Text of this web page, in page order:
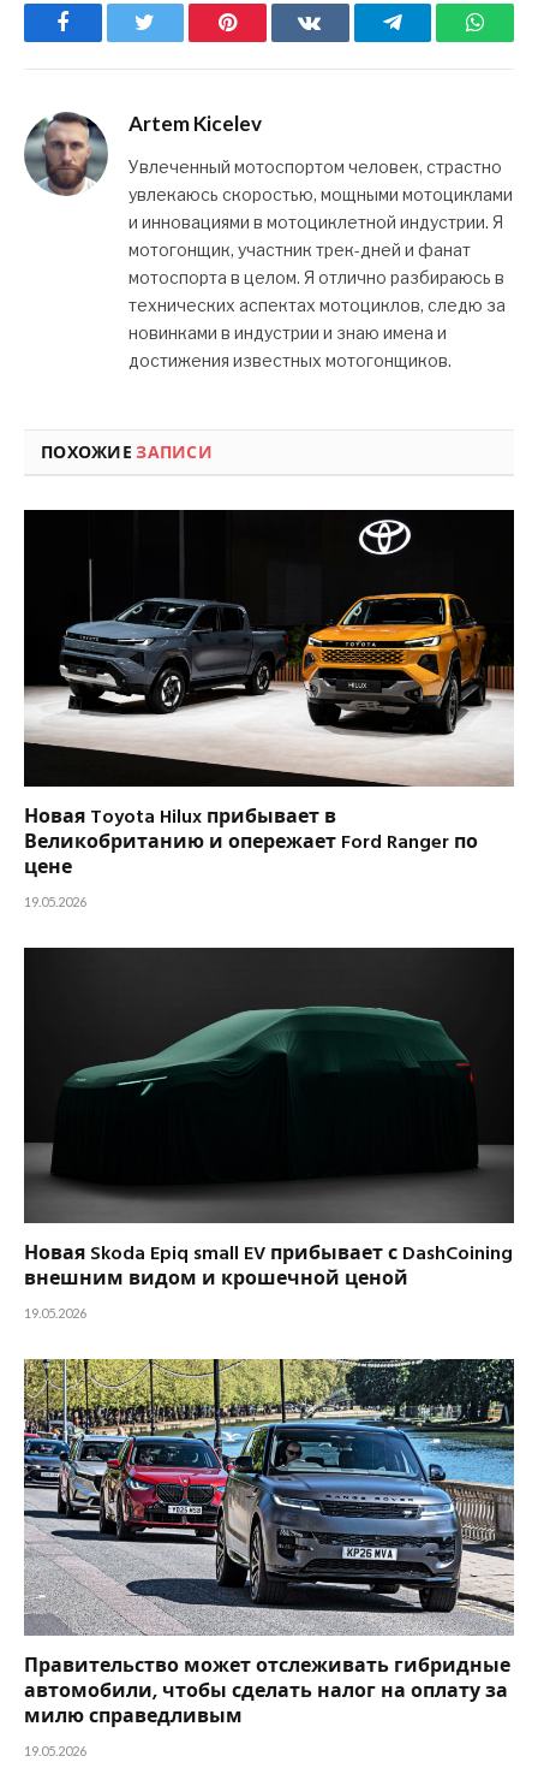
Facebook Pinterest ВКонтактеTelegram
Artem Kicelev
Увлеченный мотоспортом человек, страстно
увлекаюсь скоростью, мощными мотоциклами
и инновациями в мотоциклетной индустрии. Я
мотогонщик, участник трек-дней и фанат
мотоспорта в целом. Я отлично разбираюсь в
технических аспектах мотоциклов, следю за
новинками в индустрии и знаю имена и
достижения известных мотогонщиков.
ПОХОЖИЕЗАПИСИ
Новая Toyota Hilux прибывает в
Великобританию и опережает Ford Ranger по
цене
19.05.2026
Новая Skoda Epiq small EV прибывает с DashCoining
внешним видом и крошечной ценой
19.05.2026
Правительство может отслеживать гибридные
автомобили, чтобы сделать налог на оплату за
милю справедливым
19.05.2026